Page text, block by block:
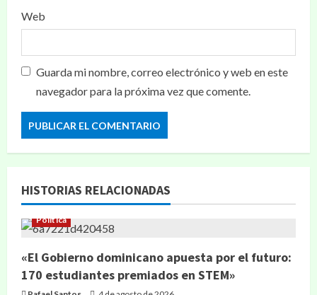
Web
Guarda mi nombre, correo electrónico y web en este
navegador para la próxima vez que comente.
HISTORIAS RELACIONADAS
Política
«El Gobierno dominicano apuesta por el futuro:
170 estudiantes premiados en STEM»